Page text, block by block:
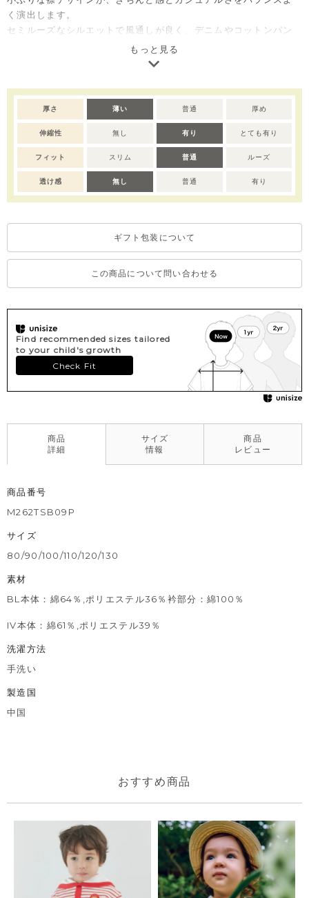
く演出します。
セミルーズなシルエットで風通しが良く、デニムやコットンパン
ツなど幅広いボトムスと好相性。
1枚でコーデのポイントになる着回しやすいアイテムで、ご自宅用
アイテムです。
※サイズによってボタン数が異なります。
※撮影･モニター環境等により実際の商品の色味と異なって見える
場合がございます。
もっと見る
厚さ 薄い 普通 厚め
伸縮性 無し 有り とても有り
フィット スリム 普通 ルーズ
透け感 無し 普通 有り
ギフト包装について
この商品について問い合わせる
Find recommended sizes tailored
to your child's growth
Check Fit
商品
詳細
サイズ
情報
商品
レビュー
商品番号
M262TSB09P
サイズ
80/90/100/110/120/130
素材
BL本体：綿64％,ポリエステル36％衿部分：綿100％
IV本体：綿61％,ポリエステル39％
洗濯方法
手洗い
製造国
中国
おすすめ商品